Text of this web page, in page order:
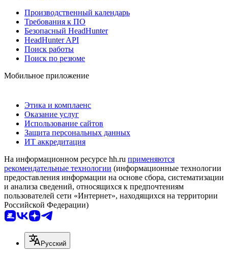
Производственный календарь
Требования к ПО
Безопасный HeadHunter
HeadHunter API
Поиск работы
Поиск по резюме
Мобильное приложение
Этика и комплаенс
Оказание услуг
Использование сайтов
Защита персональных данных
ИТ аккредитация
На информационном ресурсе hh.ru применяются
рекомендательные технологии (информационные технологии
предоставления информации на основе сбора, систематизации
и анализа сведений, относящихся к предпочтениям
пользователей сети «Интернет», находящихся на территории
Российской Федерации)
Русский